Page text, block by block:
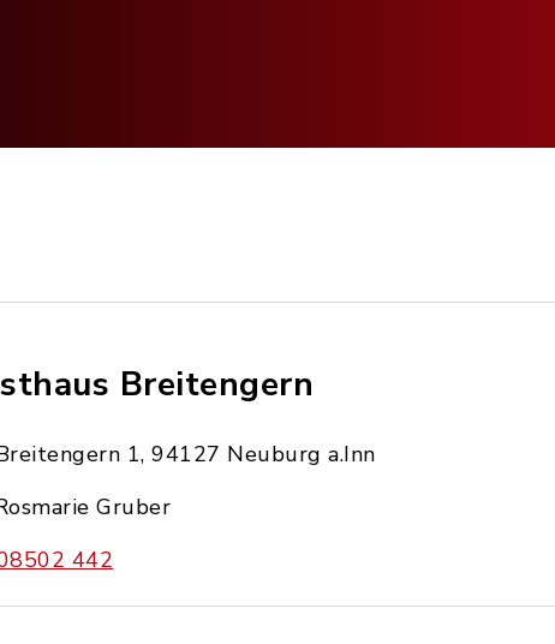
Breitengern
1, 94127 Neuburg a.Inn
Gruber
442